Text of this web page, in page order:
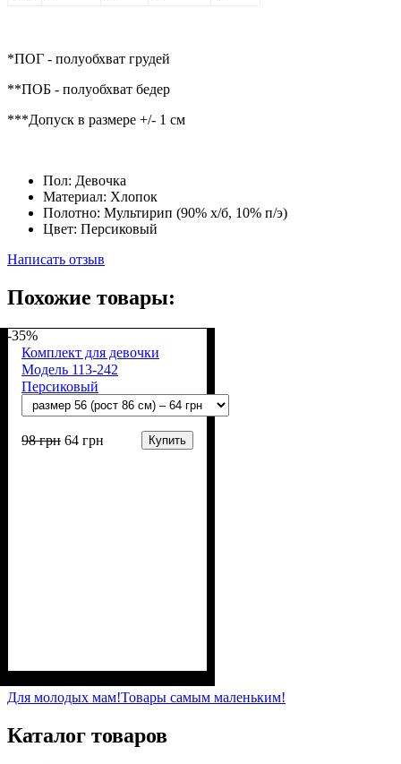
*ПОГ - полуобхват грудей
**ПОБ - полуобхват бедер
***Допуск в размере +/- 1 см
Пол: Девочка
Материал: Хлопок
Полотно: Мультирип (90% х/б, 10% п/э)
Цвет: Персиковый
Написать отзыв
Похожие товары:
-35%
Комплект для девочки
Модель 113-242
Персиковый
98грн 64 грн Купить
Полиэстер
х/б, 10% п/э)
Для молодых мам!Товары самым маленьким!
Каталог товаров